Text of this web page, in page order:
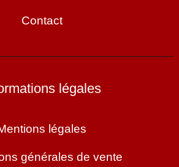
Contact
légales
légales
générales de vente